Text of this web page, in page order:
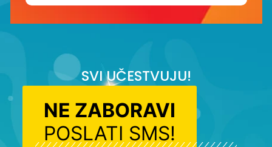
SVI UČESTVUJU!
NE ZABORAVI
POSLATI SMS!